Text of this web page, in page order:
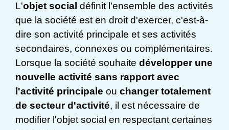
L'objet social définit l'ensemble des activités
que la société est en droit d'exercer, c'est-à-
dire son activité principale et ses activités
secondaires, connexes ou complémentaires.
Lorsque la société souhaite développer une
nouvelle activité sans rapport avec
l'activité principale ou changer totalement
de secteur d'activité, il est nécessaire de
modifier l'objet social en respectant certaines